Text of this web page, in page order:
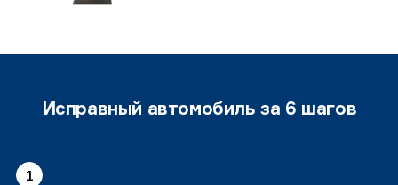
Исправный автомобиль за 6 шагов
1